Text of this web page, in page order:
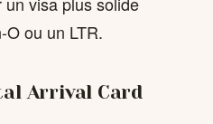
O ou un LTR.
Arrival Card